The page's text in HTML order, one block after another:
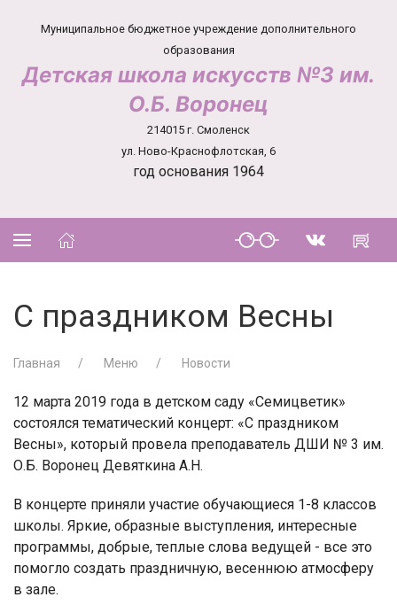
Муниципальное бюджетное учреждение дополнительного
образования
Детская школа искусств №3 им.
О.Б. Воронец
214015 г. Смоленск
ул. Ново-Краснофлотская, 6
год основания 1964
С праздником Весны
Главная Меню Новости
12 марта 2019 года в детском саду «Семицветик»
состоялся тематический концерт: «С праздником
Весны», который провела преподаватель ДШИ № 3 им.
О.Б. Воронец Девяткина А.Н.
В концерте приняли участие обучающиеся 1-8 классов
школы. Яркие, образные выступления, интересные
программы, добрые, теплые слова ведущей - все это
помогло создать праздничную, весеннюю атмосферу
в зале.